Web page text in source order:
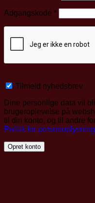
Adgangskode *Påkrævet
Tilmeld nyhedsbrev
Dine personlige data vil
brugeroplevelse på
til din konto, og til andre
Politik for
Opret konto